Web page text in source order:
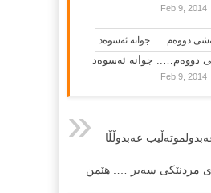
Feb 9, 2014
دووەم….. جوانە ئەسوەد
Feb 9, 2014
عه‌بدوڵڵا
مردنێكی سه‌یر …. هێمن